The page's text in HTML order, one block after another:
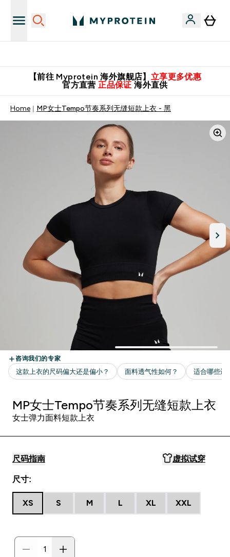
【前往 Myprotein 海外旗舰店】 立享更多优惠
官方直营 正品保证 海外直供
Home MP女士Tempo节奏系列无缝短款上衣 - 黑
MP女士Tempo节奏系列无缝短款上衣
女士弹力面料短款上衣
尺码指南 虚拟试穿
尺寸:
XS S M L XL XXL